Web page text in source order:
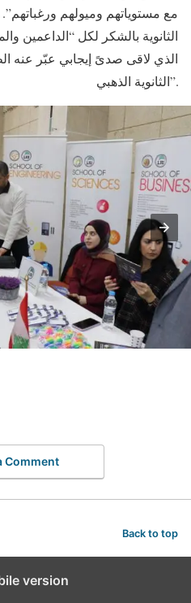
مع مستوياتهم وميولهم
الثانوية بالشكر لكل “الداعمين
الذي لاقى صدىً إيجابي عبّر عنه
الثانوية الذهبي”.
Comment
Back to top
version